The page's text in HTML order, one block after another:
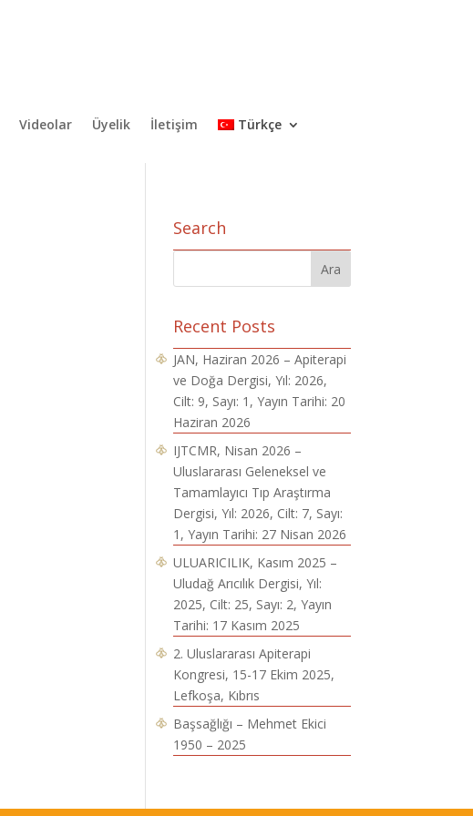
Videolar Üyelik İletişim Türkçe
Search
Recent Posts
JAN, Haziran 2026 – Apiterapi
ve Doğa Dergisi, Yıl: 2026,
Cilt: 9, Sayı: 1, Yayın Tarihi: 20
Haziran 2026
IJTCMR, Nisan 2026 –
Uluslararası Geleneksel ve
Tamamlayıcı Tıp Araştırma
Dergisi, Yıl: 2026, Cilt: 7, Sayı:
1, Yayın Tarihi: 27 Nisan 2026
ULUARICILIK, Kasım 2025 –
Uludağ Arıcılık Dergisi, Yıl:
2025, Cilt: 25, Sayı: 2, Yayın
Tarihi: 17 Kasım 2025
2. Uluslararası Apiterapi
Kongresi, 15-17 Ekim 2025,
Lefkoşa, Kıbrıs
Başsağlığı – Mehmet Ekici
1950 – 2025